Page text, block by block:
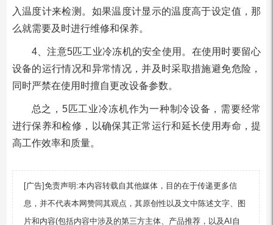
入温度计来检测。如果温度计显示的温度高于设定值，那
么就需要及时进行维修和保养。
4、注意5匹工业冷冻机的安全使用。在使用时要留心
设备的运行情况和异常情况，并及时采取措施避免危险，
同时严禁在使用时擅自更改设备参数。
总之，5匹工业冷冻机作为一种制冷设备，需要经常
进行保养和检修，以确保其正常运行和延长使用寿命，提
高工作效率和质量。
[广告]免责声明:本内容转载自其他媒体，目的在于传递更多信
息，并不代表本网赞同其观点，其原创性以及文中陈述文字、图
片和内容(包括内容中涉及的第三方主体、产品推荐，以及AI自